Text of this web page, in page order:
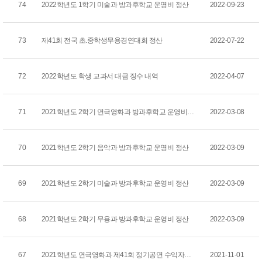
74 2022학년도 1학기 미술과 방과후학교 운영비 정산 2022-09-23
73 제41회 전국 초.중학생무용경연대회 정산 2022-07-22
72 2022학년도 학생 교과서 대금 징수 내역 2022-04-07
71 2021학년도 2학기 연극영화과 방과후학교 운영비 정산 2022-03-08
70 2021학년도 2학기 음악과 방과후학교 운영비 정산 2022-03-09
69 2021학년도 2학기 미술과 방과후학교 운영비 정산 2022-03-09
68 2021학년도 2학기 무용과 방과후학교 운영비 정산 2022-03-09
67 2021학년도 연극영화과 제41회 정기공연 수익자부담경... 2021-11-01